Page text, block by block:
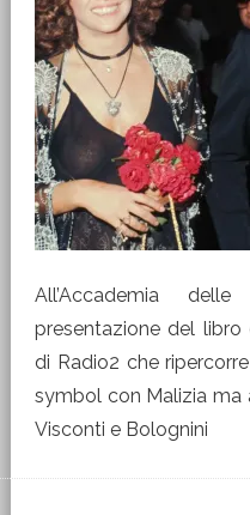
All’Accademia
presentazione del libro
di Radio2 che
symbol con Malizia ma
Visconti e Bolognini